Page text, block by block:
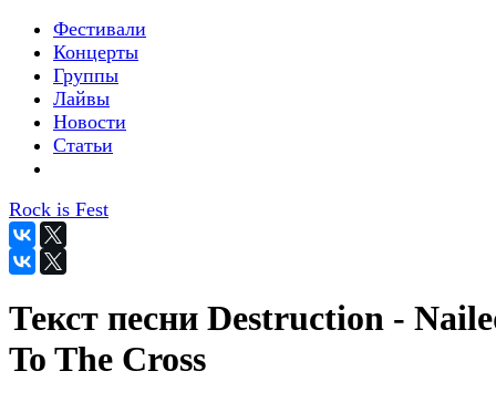
Фестивали
Концерты
Группы
Лайвы
Новости
Статьи
Rock is Fest
Текст песни Destruction -
To The Cross